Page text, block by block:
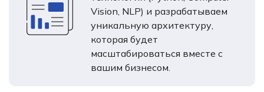
Vision, NLP) и разрабатываем
уникальную архитектуру,
которая будет
масштабироваться вместе с
вашим бизнесом.